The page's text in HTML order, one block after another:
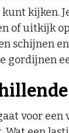
kunt kijken.
of uitkijk
schijnen
gordijnen
voor